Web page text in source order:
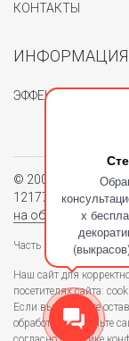
х
КОНТАКТЫ
ИНФОРМАЦИЯ
ЭФФЕКТЫ
© 2004 - 2026.
1217700062150.
на обработку
Часть изображений,
Наш сайт для
посетителях сайта:
Если вы не хотите
обработки - покиньте